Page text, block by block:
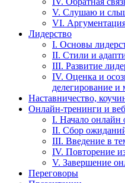
V. Слушаю и
VI.
Лидерство
I. Основы
II. Стили и
III. Развитие
IV. Оценка и
делегирование и
Наставничество,
Онлайн-тренинги и
I. Начало онлайн
II. Сбор
III. Введение в
IV. Повторение
V. Завершение
Переговоры